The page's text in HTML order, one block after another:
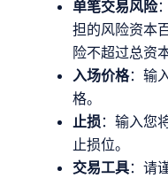
单笔交易风险
担的风险资本
险不超过总资
入场价格：输
格。
止损 ：输入您
止损位。
交易工具：请